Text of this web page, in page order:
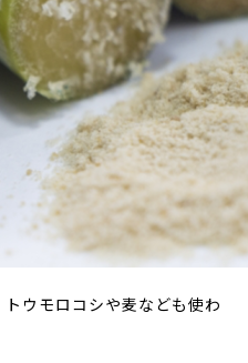
ウモロコシや麦なども使わ